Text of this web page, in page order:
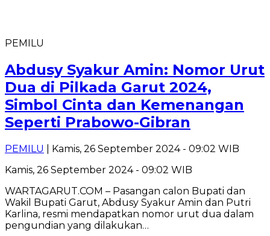
PEMILU
Abdusy Syakur Amin: Nomor Urut
Dua di Pilkada Garut 2024,
Simbol Cinta dan Kemenangan
Seperti Prabowo-Gibran
PEMILU
| Kamis, 26 September 2024 - 09:02 WIB
Kamis, 26 September 2024 - 09:02 WIB
WARTAGARUT.COM – Pasangan calon Bupati dan
Wakil Bupati Garut, Abdusy Syakur Amin dan Putri
Karlina, resmi mendapatkan nomor urut dua dalam
pengundian yang dilakukan…